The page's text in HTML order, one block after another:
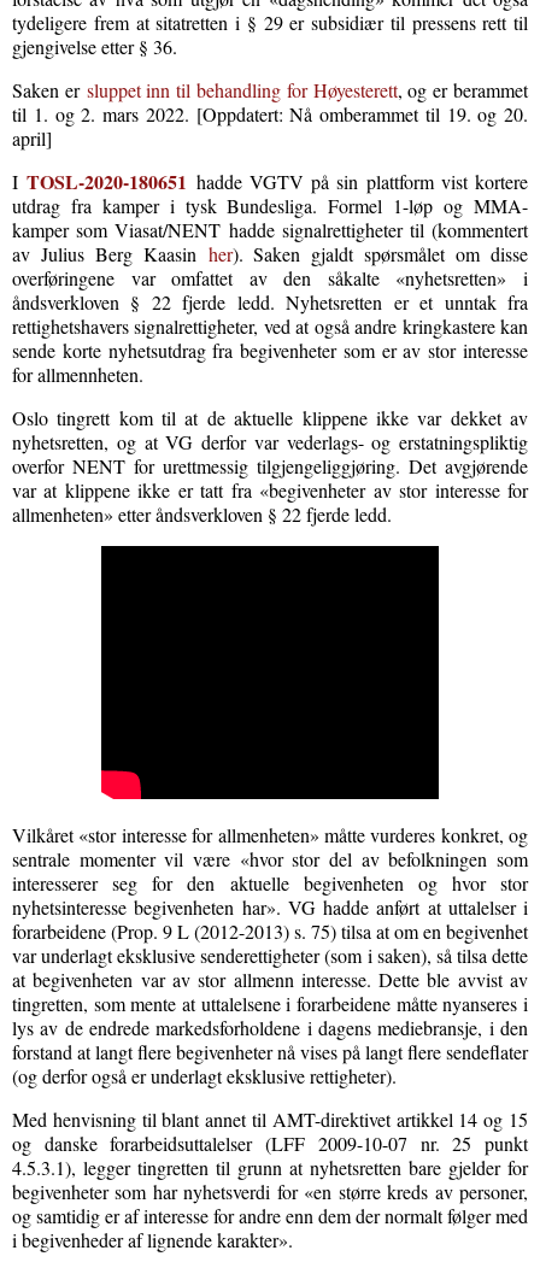
tydeligere frem at sitatretten i § 29 er subsidiær til pressens rett til
gjengivelse etter § 36.
Saken er sluppet inn til behandling for Høyesterett, og er berammet
til 1. og 2. mars 2022. [Oppdatert: Nå omberammet til 19. og 20.
april]
ITOSL-2020-180651 hadde VGTV på sin plattform vist kortere
utdrag fra kamper i tysk Bundesliga. Formel 1-løp og MMA-
kamper som Viasat/NENT hadde signalrettigheter til (kommentert
av Julius Berg Kaasin her). Saken gjaldt spørsmålet om disse
overføringene var omfattet av den såkalte «nyhetsretten» i
åndsverkloven § 22 fjerde ledd. Nyhetsretten er et unntak fra
rettighetshavers signalrettigheter, ved at også andre kringkastere kan
sende korte nyhetsutdrag fra begivenheter som er av stor interesse
for allmennheten.
Oslo tingrett kom til at de aktuelle klippene ikke var dekket av
nyhetsretten, og at VG derfor var vederlags- og erstatningspliktig
overfor NENT for urettmessig tilgjengeliggjøring. Det avgjørende
var at klippene ikke er tatt fra «begivenheter av stor interesse for
allmenheten» etter åndsverkloven § 22 fjerde ledd.
Vilkåret «stor interesse for allmenheten» måtte vurderes konkret, og
sentrale momenter vil være «hvor stor del av befolkningen som
interesserer seg for den aktuelle begivenheten og hvor stor
nyhetsinteresse begivenheten har». VG hadde anført at uttalelser i
forarbeidene (Prop. 9 L (2012-2013) s. 75) tilsa at om en begivenhet
var underlagt eksklusive senderettigheter (som i saken), så tilsa dette
at begivenheten var av stor allmenn interesse. Dette ble avvist av
tingretten, som mente at uttalelsene i forarbeidene måtte nyanseres i
lys av de endrede markedsforholdene i dagens mediebransje, i den
forstand at langt flere begivenheter nå vises på langt flere sendeflater
(og derfor også er underlagt eksklusive rettigheter).
Med henvisning til blant annet til AMT-direktivet artikkel 14 og 15
og danske forarbeidsuttalelser (LFF 2009-10-07 nr. 25 punkt
4.5.3.1), legger tingretten til grunn at nyhetsretten bare gjelder for
begivenheter som har nyhetsverdi for «en større kreds av personer,
og samtidig er af interesse for andre enn dem der normalt følger med
i begivenheder af lignende karakter».